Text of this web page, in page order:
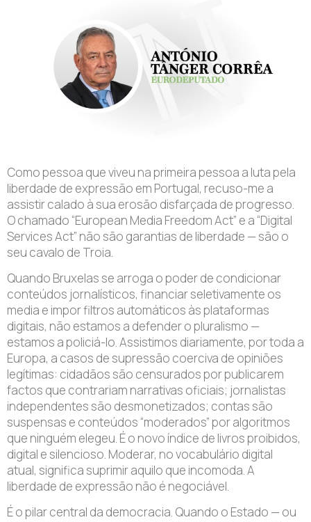
Como pessoa que viveu na primeira pessoa a luta pela
liberdade de expressão em Portugal, recuso-me a
assistir calado à sua erosão disfarçada de progresso.
O chamado “European Media Freedom Act” e a “Digital
Services Act” não são garantias de liberdade — são o
seu cavalo de Troia.
Quando Bruxelas se arroga o poder de condicionar
conteúdos jornalísticos, financiar seletivamente os
media e impor filtros automáticos às plataformas
digitais, não estamos a defender o pluralismo —
estamos a policiá-lo. Assistimos diariamente, por toda a
Europa, a casos de supressão coerciva de opiniões
legítimas: cidadãos são censurados por publicarem
factos que contrariam narrativas oficiais; jornalistas
independentes são desmonetizados; contas são
suspensas e conteúdos “moderados” por algoritmos
que ninguém elegeu. É o novo índice de livros proibidos,
digital e silencioso. Moderar, no vocabulário digital
atual, significa suprimir aquilo que incomoda. A
liberdade de expressão não é negociável.
É o pilar central da democracia. Quando o Estado — ou